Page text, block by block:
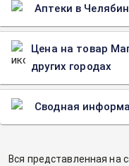
Аптеки в
Цена на товар
других городах
Сводная
Вся представленная на